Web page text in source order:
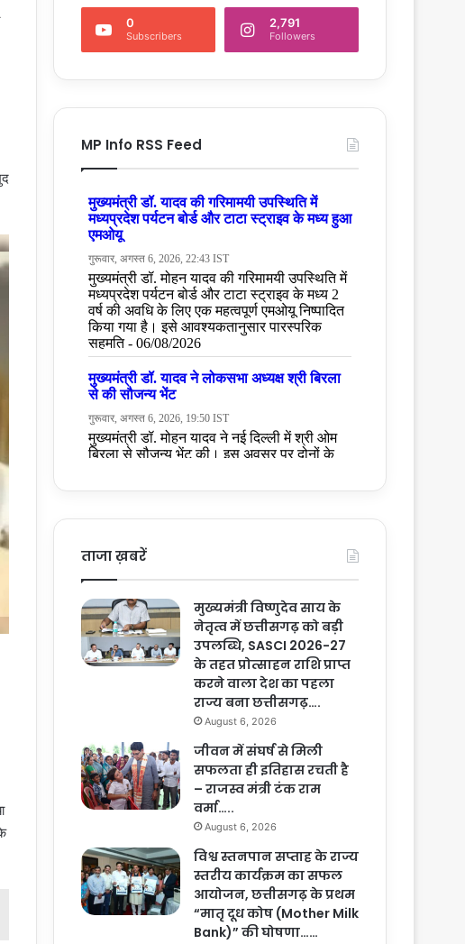
0
Subscribers
2,791
Followers
MP Info RSS Feed
ताजा ख़बरें
मुख्यमंत्री विष्णुदेव साय के
नेतृत्व में छत्तीसगढ़ को बड़ी
उपलब्धि, SASCI 2026-27
के तहत प्रोत्साहन राशि प्राप्त
करने वाला देश का पहला
राज्य बना छत्तीसगढ़….
August 6, 2026
जीवन में संघर्ष से मिली
सफलता ही इतिहास रचती है
– राजस्व मंत्री टंक राम
वर्मा…..
August 6, 2026
विश्व स्तनपान सप्ताह के राज्य
स्तरीय कार्यक्रम का सफल
आयोजन, छत्तीसगढ़ के प्रथम
“मातृ दूध कोष (Mother Milk
Bank)” की घोषणा……